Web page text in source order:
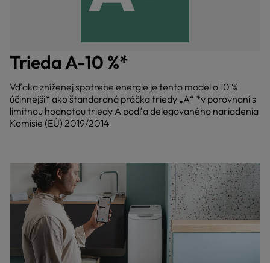
Trieda A-10 %*
Vďaka zníženej spotrebe energie je tento model o 10 %
účinnejší* ako štandardná práčka triedy „A“ *v porovnaní s
limitnou hodnotou triedy A podľa delegovaného nariadenia
Komisie (EÚ) 2019/2014